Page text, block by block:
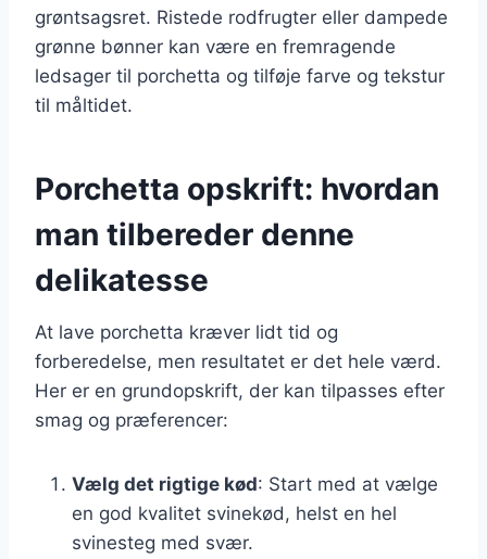
grøntsagsret. Ristede rodfrugter eller dampede
grønne bønner kan være en fremragende
ledsager til porchetta og tilføje farve og tekstur
til måltidet.
Porchetta opskrift: hvordan
man tilbereder denne
delikatesse
At lave porchetta kræver lidt tid og
forberedelse, men resultatet er det hele værd.
Her er en grundopskrift, der kan tilpasses efter
smag og præferencer:
Vælg det rigtige kød: Start med at vælge
en god kvalitet svinekød, helst en hel
svinesteg med svær.